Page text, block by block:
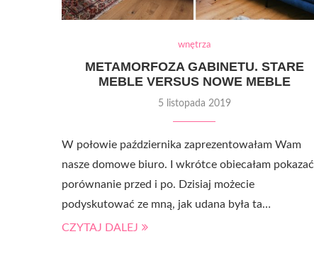
wnętrza
METAMORFOZA GABINETU. STARE
MEBLE VERSUS NOWE MEBLE
5 listopada 2019
W połowie października zaprezentowałam Wam
nasze domowe biuro. I wkrótce obiecałam pokazać
porównanie przed i po. Dzisiaj możecie
podyskutować ze mną, jak udana była ta…
CZYTAJ DALEJ